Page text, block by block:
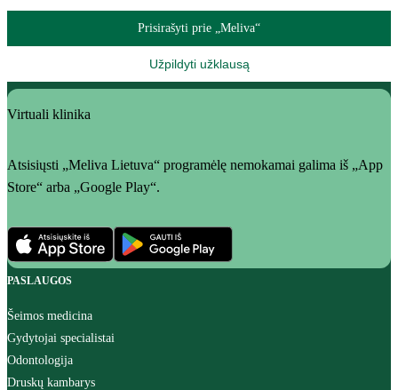
Prisirašyti prie „Meliva“
Užpildyti užklausą
Virtuali klinika
Atsisiųsti „Meliva Lietuva“ programėlę nemokamai galima iš „App
Store“ arba „Google Play“.
PASLAUGOS
Šeimos medicina
Gydytojai specialistai
Odontologija
Druskų kambarys